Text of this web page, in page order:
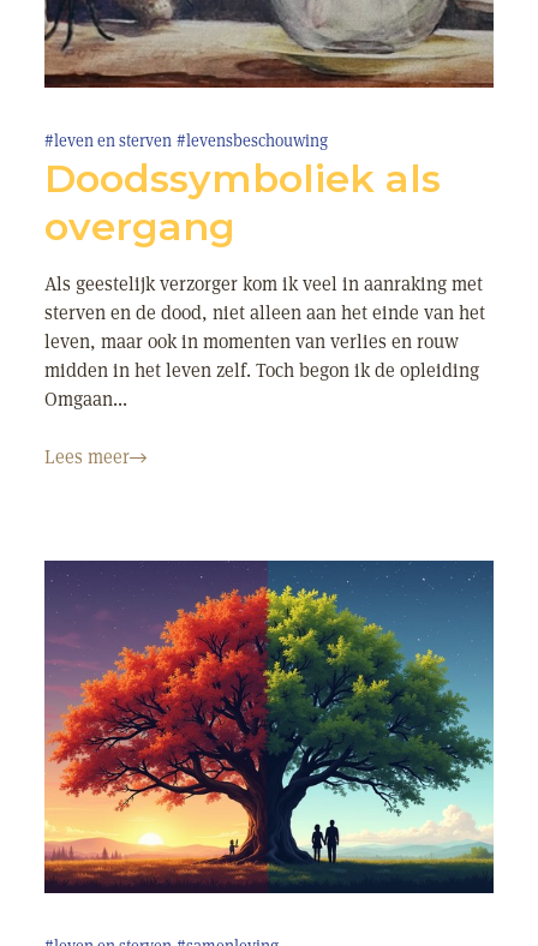
#leven en sterven #levensbeschouwing
Doodssymboliek als
overgang
Als geestelijk verzorger kom ik veel in aanraking met
sterven en de dood, niet alleen aan het einde van het
leven, maar ook in momenten van verlies en rouw
midden in het leven zelf. Toch begon ik de opleiding
Omgaan...
Lees meer